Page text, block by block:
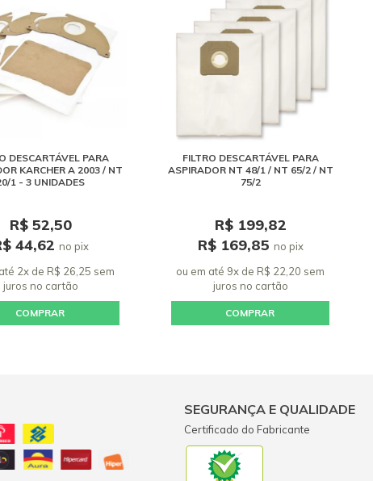
DESCARTÁVEL PARA
KARCHER A 2003 / NT
1 - 3 UNIDADES
R$ 52,50
44,62 no pix
2x de R$ 26,25 sem
juros no cartão
COMPRAR
FILTRO DESCARTÁVEL PARA
ASPIRADOR NT 48/1 / NT 65/2 / NT
75/2
R$ 199,82
R$ 169,85 no pix
ou em até 9x de R$ 22,20 sem
juros no cartão
COMPRAR
SEGURANÇA E QUALIDADE
Certificado do Fabricante